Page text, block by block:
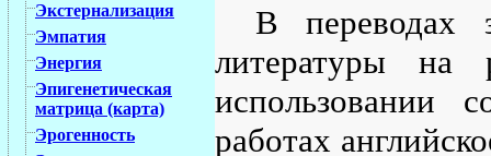
Экстернализация
Эмпатия
Энергия
Эпигенетическая
матрица (карта)
Эрогенность
В переводах
литературы на
использовании
работах